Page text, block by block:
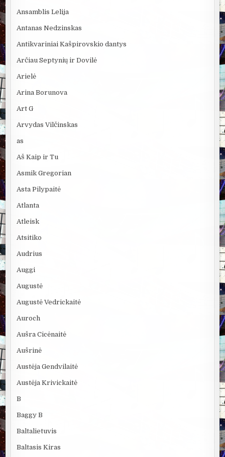
Ansamblis Lelija
Antanas Nedzinskas
Antikvariniai Kašpirovskio dantys
Arčiau Septynių ir Dovilė
Arielė
Arina Borunova
Art G
Arvydas Vilčinskas
as
Aš Kaip ir Tu
Asmik Gregorian
Asta Pilypaitė
Atlanta
Atleisk
Atsitiko
Audrius
Auggi
Augustė
Augustė Vedrickaitė
Auroch
Aušra Cicėnaitė
Aušrinė
Austėja Gendvilaitė
Austėja Krivickaitė
B
Baggy B
Baltalietuvis
Baltasis Kiras